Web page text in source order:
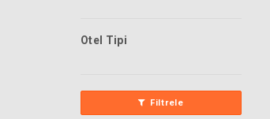
Otel Tipi
Filtrele